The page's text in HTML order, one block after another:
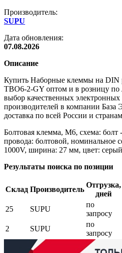
Производитель:
SUPU
Дата обновления:
07.08.2026
Описание
Купить Наборные клеммы на DIN
TBO6-2-GY оптом и в розницу
выбор качественных
производителей в компании База
доставка по всей России и
Болтовая клемма, М6, схема: болт
провода: болтовой, номинальное
1000V, ширина: 27 мм, цвет:
Результаты поиска по позиции
Склад Производитель
Отгрузка,
дней
25 SUPU
по
запросу
2 SUPU
по
запросу